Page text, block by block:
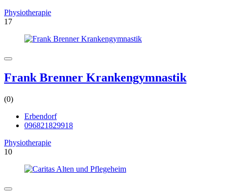
Physiotherapie
17
Frank Brenner Krankengymnastik
(0)
Erbendorf
096821829918
Physiotherapie
10